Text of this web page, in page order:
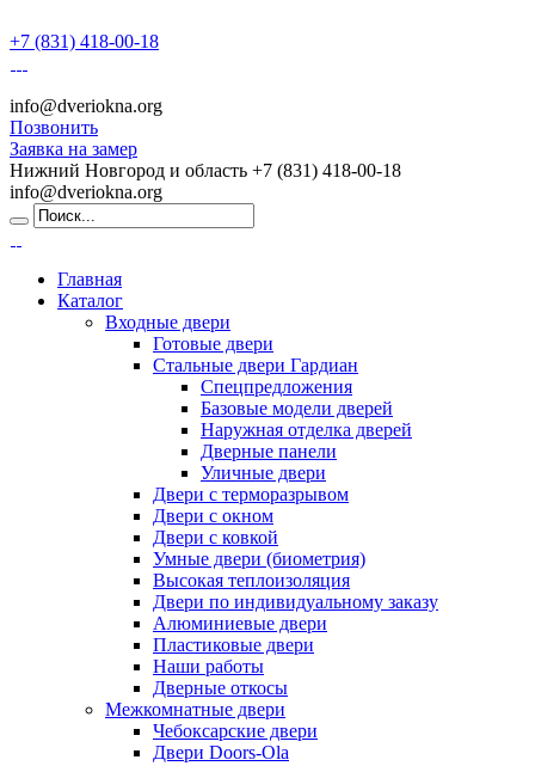
+7 (831) 418-00-18
info@dveriokna.org
Позвонить
Заявка на замер
Нижний Новгород и область +7 (831) 418-00-18
info@dveriokna.org
Главная
Каталог
Входные двери
Готовые двери
Стальные двери Гардиан
Спецпредложения
Базовые модели дверей
Наружная отделка дверей
Дверные панели
Уличные двери
Двери с терморазрывом
Двери с окном
Двери с ковкой
Умные двери (биометрия)
Высокая теплоизоляция
Двери по индивидуальному заказу
Алюминиевые двери
Пластиковые двери
Наши работы
Дверные откосы
Межкомнатные двери
Чебоксарские двери
Двери Doors-Ola